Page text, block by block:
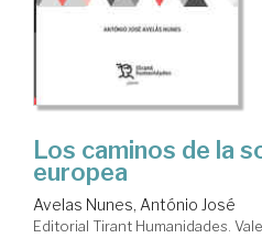
Los caminos de la
europea
Avelas Nunes, António José
Editorial Tirant Humanidades.